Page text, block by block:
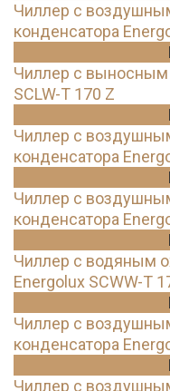
Чиллер с
конденсатора
Чиллер с выносным
SCLW-T 170 Z
Чиллер с
конденсатора
Чиллер с
конденсатора
Чиллер с водяным
Energolux SCWW-T
Чиллер с
конденсатора
Чиллер с